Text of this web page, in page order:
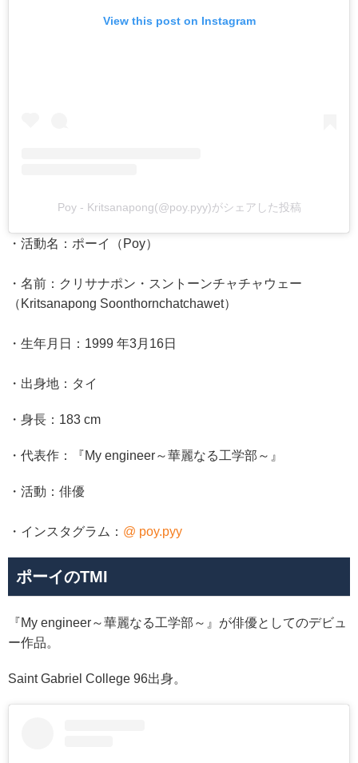
View this post on Instagram
Poy - Kritsanapong(@poy.pyy)がシェアした投稿
・活動名：ポーイ（Poy）
・名前：クリサナポン・スントーンチャチャウェー
（Kritsanapong Soonthornchatchawet）
・生年月日：1999 年3月16日
・出身地：タイ
・身長：183 cm
・代表作：『My engineer～華麗なる工学部～』
・活動：俳優
・インスタグラム： @ poy.pyy
ポーイのTMI
『My engineer～華麗なる工学部～』が俳優としてのデビュ
ー作品。
Saint Gabriel College 96出身。